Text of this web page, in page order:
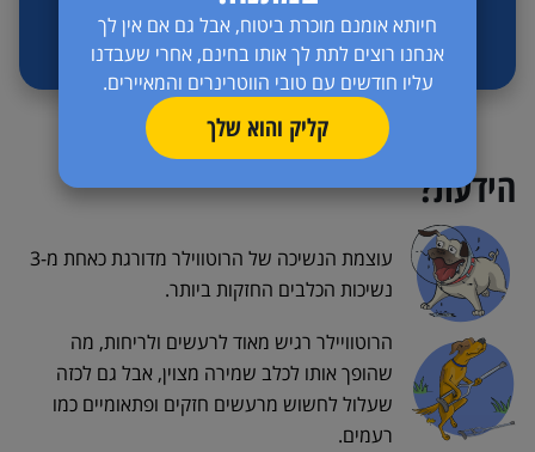
חיותא אומנם מוכרת ביטוח, אבל גם אם אין לך
אנחנו רוצים לתת לך אותו בחינם, אחרי שעבדנו
עליו חודשים עם טובי הווטרינרים והמאיירים.
קליק והוא שלך
הידעת?
עוצמת הנשיכה של הרוטווילר מדורגת כאחת מ-3
נשיכות הכלבים החזקות ביותר.
הרוטוויילר רגיש מאוד לרעשים ולריחות, מה
שהופך אותו לכלב שמירה מצוין, אבל גם לכזה
שעלול לחשוש מרעשים חזקים ופתאומיים כמו
רעמים.